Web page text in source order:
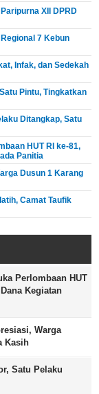
XII DPRD
7 Kebun
Infak, dan Sedekah
Pintu, Tingkatkan
Ditangkap, Satu
HUT RI ke-81,
Panitia
Dusun 1 Karang
Camat Taufik
Perlombaan HUT
Kegiatan
Warga
Kasih
Satu Pelaku